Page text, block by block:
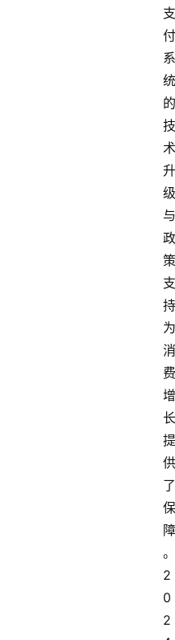
支
付
系
统
的
技
术
升
级
与
政
策
支
持
为
消
费
增
长
提
供
了
保
障
。
2
0
2